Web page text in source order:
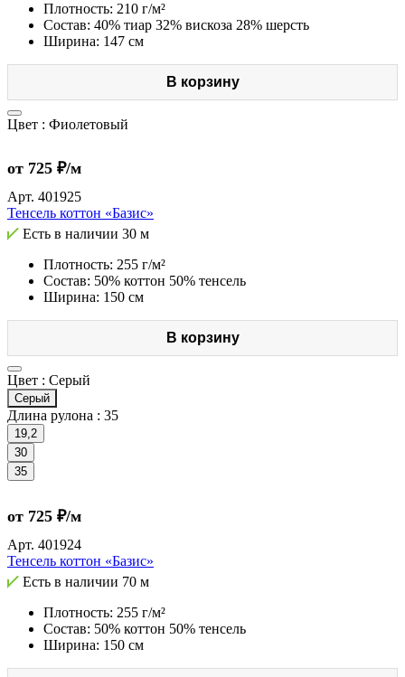
Плотность: 210 г/м²
Состав: 40% тиар 32% вискоза 28% шерсть
Ширина: 147 см
В корзину
Цвет : Фиолетовый
от 725 ₽/м
Арт. 401925
Тенсель коттон «Базис»
Есть в наличии 30 м
Плотность: 255 г/м²
Состав: 50% коттон 50% тенсель
Ширина: 150 см
В корзину
Цвет : Серый
Серый
Длина рулона : 35
19,2
30
35
от 725 ₽/м
Арт. 401924
Тенсель коттон «Базис»
Есть в наличии 70 м
Плотность: 255 г/м²
Состав: 50% коттон 50% тенсель
Ширина: 150 см